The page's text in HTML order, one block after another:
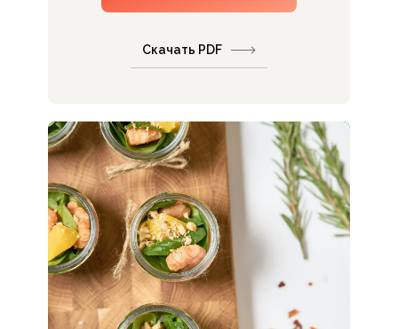
Скачать PDF